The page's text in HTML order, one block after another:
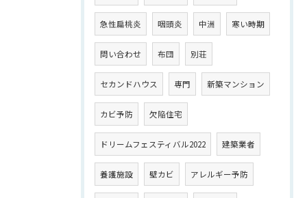
急性扁桃炎 咽頭炎 中洲 寒い時期
問い合わせ 布団 別荘
セカンドハウス 専門 新築マンション
カビ予防 欠陥住宅
ドリームフェスティバル2022 建築業者
養護施設 壁カビ アレルギー予防